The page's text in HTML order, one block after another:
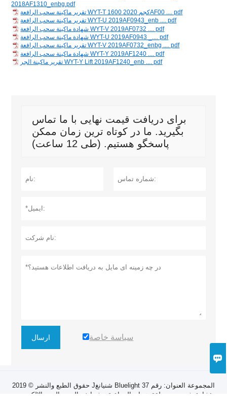

2018AF1310_enbg.pdf
تقرير ماكينة سحب الرافعة WYT-T 1600 كجم 2020AF00 .... pdf
تقرير ماكينة سحب الرافعة WYT-U 2019AF0943_enb .... pdf
شهادة ماكينة سحب الرافعة WYT-V 2019AF0732 .... pdf
شهادة ماكينة سحب الرافعة WYT-U 2019AF0943 _.... pdf
تقرير ماكينة سحب الرافعة WYT-V 2019AF0732_enbg .... pdf
شهادة ماكينة سحب الرافعة WYT-Y 2019AF1240 .... pdf
تقرير ماكينة الجر WYT-Y Lift 2019AF1240_enb .... pdf
برای دریافت قیمت نهایی با ما تماس
بگیرید. ما در کوتاه ترین زمان ممکن
پاسخگو هستیم. (طی 12 ساعت)
ارسال سياسة خاصة
حقوق الطبع والنشر © 2019 Jشنيانغ Bluelight المجموعة العنوان: رقم 37
شارع شيجي ، منطقة هونان الصناعية ، شنيانغ ، الصين البريد الإلكتروني: